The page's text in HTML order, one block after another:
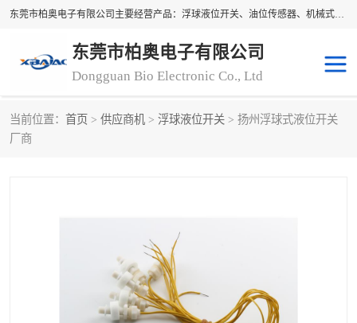
东莞市柏奥电子有限公司主要经营产品：浮球液位开关、油位传感器、机械式油表、浮球液位计、水位控制浮球阀、料位开关，水流开关、油水位控制配套仪表等。柏奥电子，您可信赖的合作伙伴
东莞市柏奥电子有限公司
Dongguan Bio Electronic Co., Ltd
当前位置： 首页 > 供应商机 > 浮球液位开关 > 扬州浮球式液位开关
厂商浮球液位开关
转速表